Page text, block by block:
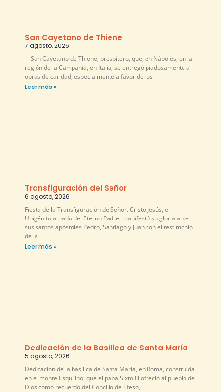
San Cayetano de Thiene
7 agosto, 2026
San Cayetano de Thiene, presbítero, que, en Nápoles, en la
región de la Campania, en Italia, se entregó piadosamente a
obras de caridad, especialmente a favor de los
Leer más »
Transfiguración del Señor
6 agosto, 2026
Fiesta de la Transfiguración de Señor. Cristo Jesús, el
Unigénito amado del Eterno Padre, manifestó su gloria ante
sus santos apóstoles Pedro, Santiago y Juan con el testimonio
de la
Leer más »
Dedicación de la Basílica de Santa María
5 agosto, 2026
Dedicación de la basílica de Santa María, en Roma, construida
en el monte Esquilino, que el papa Sixto III ofreció al pueblo de
Dios como recuerdo del Concilio de Efeso,